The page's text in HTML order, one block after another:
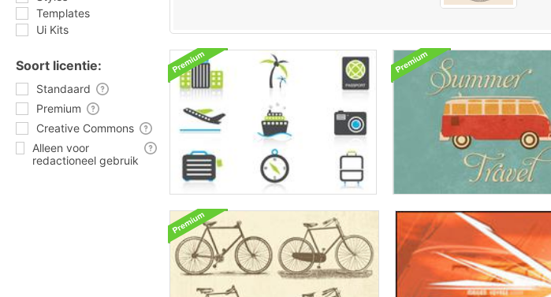
Templates
Ui Kits
Soort licentie:
Standaard
Premium
Creative Commons
Alleen voor
redactioneel gebruik